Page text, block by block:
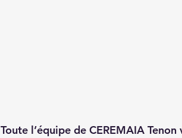
Toute l’équipe de CEREMAIA Tenon